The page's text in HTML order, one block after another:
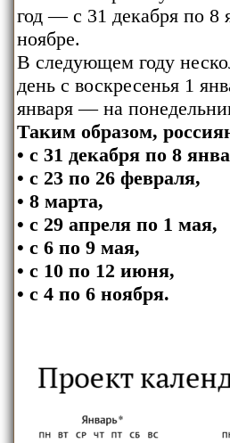
год — с 31 декабря по 8
ноябре.
В следующем году
день с воскресенья 1
января — на
Таким образом,
• с 31 декабря по 8
• с 23 по 26 февраля,
• 8 марта,
• с 29 апреля по 1 мая,
• с 6 по 9 мая,
• с 10 по 12 июня,
• с 4 по 6 ноября.